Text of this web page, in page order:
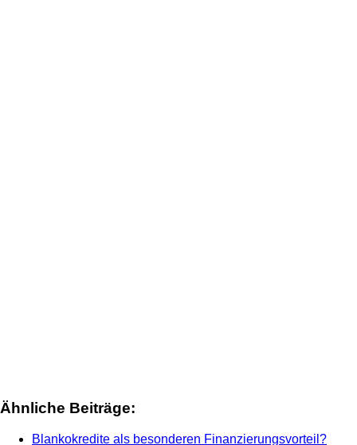
Ähnliche Beiträge:
Blankokredite als besonderen Finanzierungsvorteil?